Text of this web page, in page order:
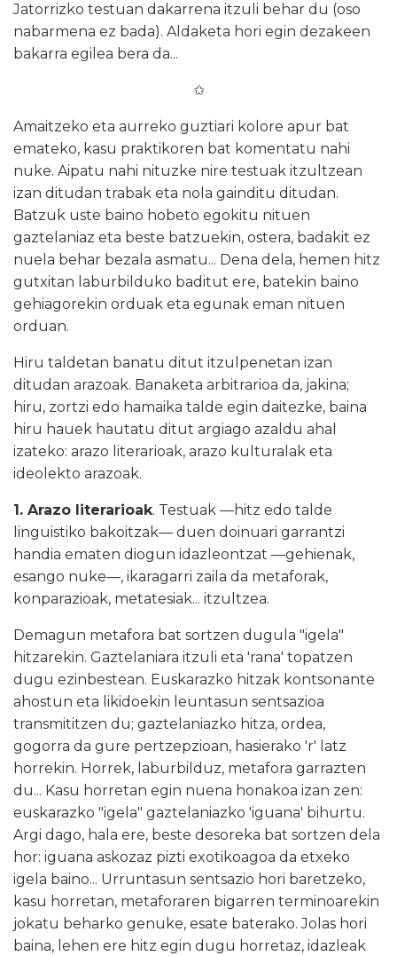
Jatorrizko testuan dakarrena itzuli behar du (oso
nabarmena ez bada). Aldaketa hori egin dezakeen
bakarra egilea bera da...
✩
Amaitzeko eta aurreko guztiari kolore apur bat
emateko, kasu praktikoren bat komentatu nahi
nuke. Aipatu nahi nituzke nire testuak itzultzean
izan ditudan trabak eta nola gainditu ditudan.
Batzuk uste baino hobeto egokitu nituen
gaztelaniaz eta beste batzuekin, ostera, badakit ez
nuela behar bezala asmatu... Dena dela, hemen hitz
gutxitan laburbilduko baditut ere, batekin baino
gehiagorekin orduak eta egunak eman nituen
orduan.
Hiru taldetan banatu ditut itzulpenetan izan
ditudan arazoak. Banaketa arbitrarioa da, jakina;
hiru, zortzi edo hamaika talde egin daitezke, baina
hiru hauek hautatu ditut argiago azaldu ahal
izateko: arazo literarioak, arazo kulturalak eta
ideolekto arazoak.
1. Arazo literarioak. Testuak —hitz edo talde
linguistiko bakoitzak— duen doinuari garrantzi
handia ematen diogun idazleontzat —gehienak,
esango nuke—, ikaragarri zaila da metaforak,
konparazioak, metatesiak... itzultzea.
Demagun metafora bat sortzen dugula "igela"
hitzarekin. Gaztelaniara itzuli eta 'rana' topatzen
dugu ezinbestean. Euskarazko hitzak kontsonante
ahostun eta likidoekin leuntasun sentsazioa
transmititzen du; gaztelaniazko hitza, ordea,
gogorra da gure pertzepzioan, hasierako 'r' latz
horrekin. Horrek, laburbilduz, metafora garrazten
du... Kasu horretan egin nuena honakoa izan zen:
euskarazko "igela" gaztelaniazko 'iguana' bihurtu.
Argi dago, hala ere, beste desoreka bat sortzen dela
hor: iguana askozaz pizti exotikoagoa da etxeko
igela baino... Urruntasun sentsazio hori baretzeko,
kasu horretan, metaforaren bigarren terminoarekin
jokatu beharko genuke, esate baterako. Jolas hori
baina, lehen ere hitz egin dugu horretaz, idazleak